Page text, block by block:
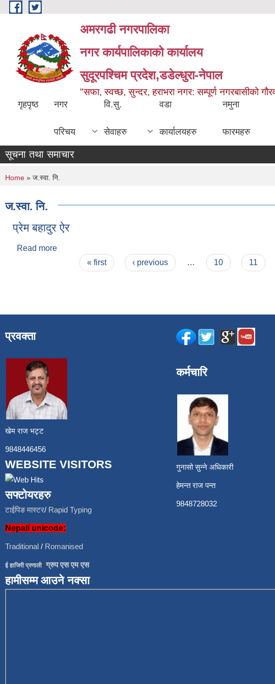
Skip to main content
अमरगढी नगरपालिका
नगर कार्यपालिकाको कार्यालय
सुदूरपश्चिम प्रदेश,डडेल्धुरा-नेपाल
"सफा, स्वच्छ, सुन्दर, हराभरा नगर: सम्पूर्ण नगरबासीको
गृहपृष्ठ नगर
परिचय
वि.सु.
सेवाहरु
वडा
कार्यालयहरु
नमुना
फारमहरु
सूचना तथा समाचार
You are here
Home » ज.स्वा. नि.
ज.स्वा. नि.
प्रेम बहादुर ऐर
Read more
« first ‹ previous … 10 11
प्रवक्ता
खेम राज भट्ट
9848446456
WEBSITE VISITORS
सफ्टोयरहरु
टाईपिङ मास्टर/ Rapid Typing
Nepali unicode:
Traditional / Romanised
ई हाजिरी प्रणाली/ग्रुप एस एम एस
हामीसम्म आउने नक्सा
कर्मचारि
गुनासो सुन्ने अधिकारी
हेमन्त राज पन्त
9848728032